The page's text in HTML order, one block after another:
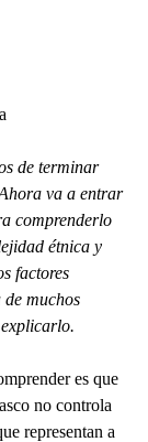
de terminar
va a entrar
comprenderlo
étnica y
factores
muchos
es que
no controla
representan a